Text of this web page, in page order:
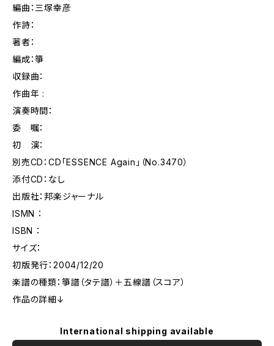
編曲：三塚幸彦
作詩：
著者：
編成：箏
収録曲：
作曲年 :
演奏時間：
委 嘱：
初 演：
別売CD：CD「ESSENCE Again」（No.3470）
添付CD：なし
出版社：邦楽ジャーナル
ISMN ：
ISBN ：
サイズ：
初版発行：2004/12/20
楽譜の種類：箏譜（タテ譜）＋五線譜（スコア）
作品の詳細↓
International shipping available